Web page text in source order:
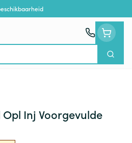
Zoek
Inj Voorgevulde